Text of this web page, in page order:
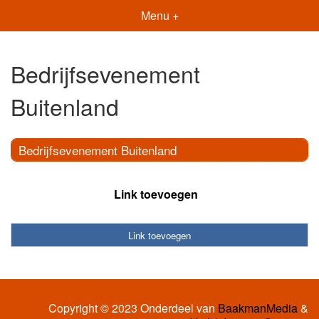
Menu +
Bedrijfsevenement
Buitenland
Bedrijfsevenement Buitenland
Link toevoegen
Link toevoegen
Copyright © 2023 Onderdeel van BaakmanMedia&